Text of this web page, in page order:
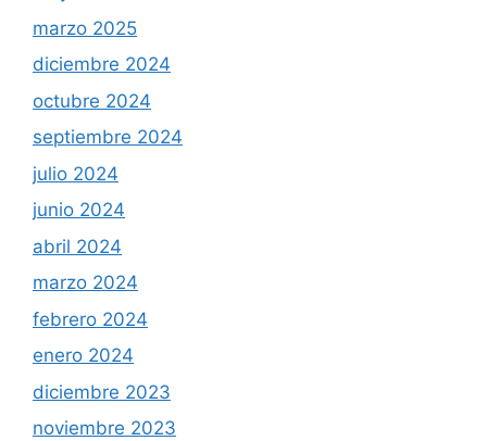
marzo 2025
diciembre 2024
octubre 2024
septiembre 2024
julio 2024
junio 2024
abril 2024
marzo 2024
febrero 2024
enero 2024
diciembre 2023
noviembre 2023